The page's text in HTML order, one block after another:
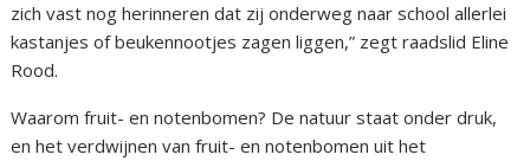
zich vast nog herinneren dat zij onderweg naar school allerlei
kastanjes of beukennootjes zagen liggen,” zegt raadslid Eline
Rood.
Waarom fruit- en notenbomen? De natuur staat onder druk,
en het verdwijnen van fruit- en notenbomen uit het